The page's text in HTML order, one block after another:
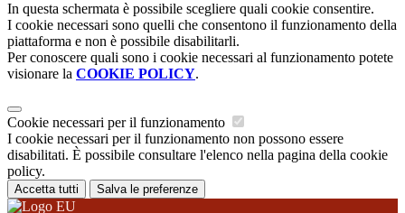
In questa schermata è possibile scegliere quali cookie consentire.
I cookie necessari sono quelli che consentono il funzionamento della
piattaforma e non è possibile disabilitarli.
Per conoscere quali sono i cookie necessari al funzionamento potete
visionare la COOKIE POLICY.
Cookie necessari per il funzionamento
I cookie necessari per il funzionamento non possono essere
disabilitati. È possibile consultare l'elenco nella pagina della cookie
policy.
Accetta tutti Salva le preferenze